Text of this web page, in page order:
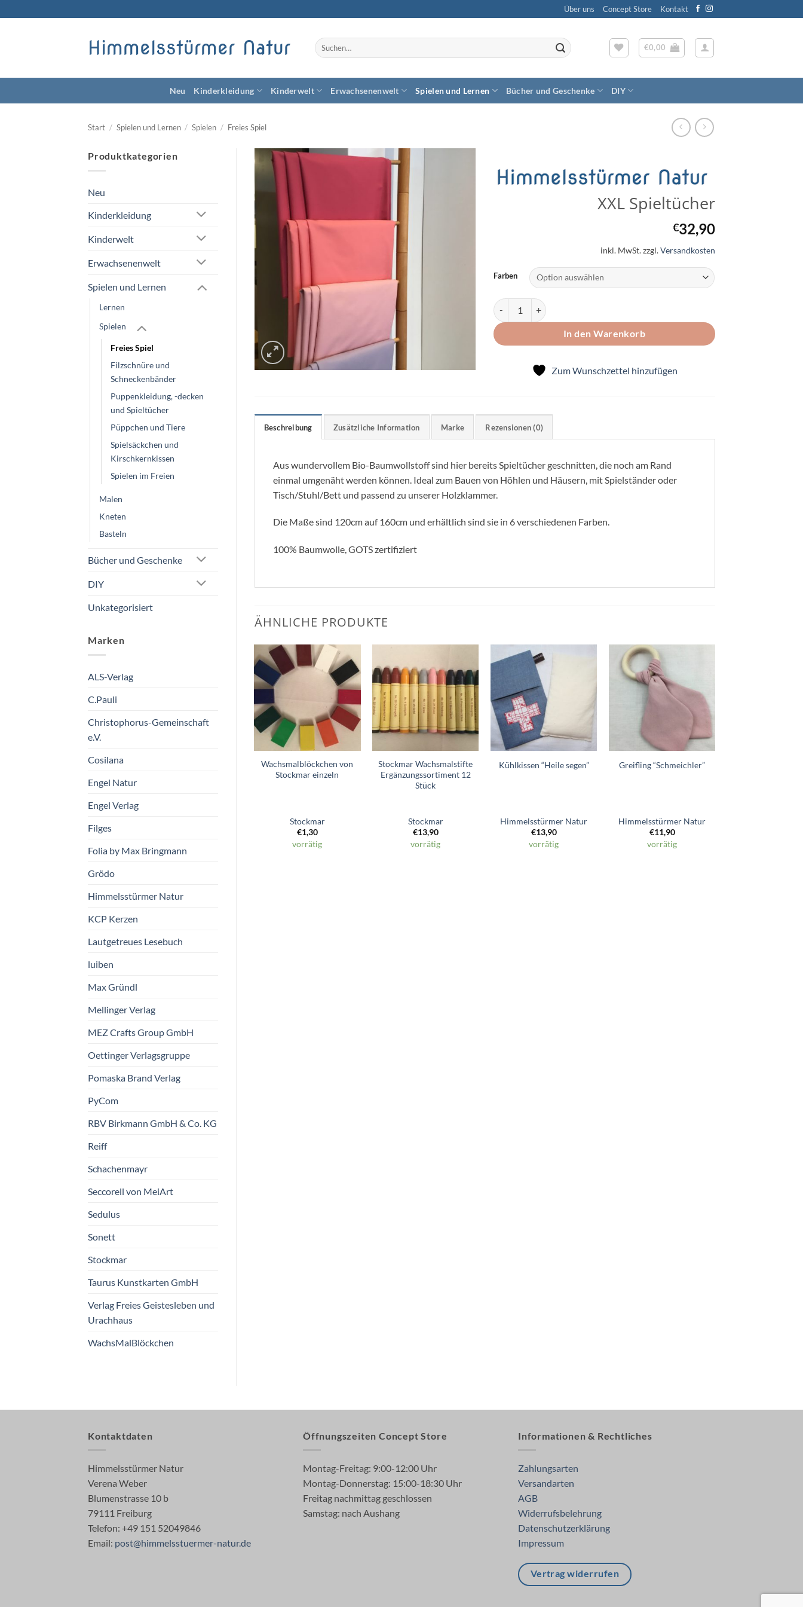
Inhalt
Über uns Concept Store Kontakt
Himmelsstürmer Natur
Suchen
nach:
€0,00
Neu Kinderkleidung Kinderwelt Erwachsenenwelt Spielen und Lernen Bücher und Geschenke DIY
Start / Spielen und Lernen / Spielen / Freies Spiel
Produktkategorien
Neu
Kinderkleidung
Kinderwelt
Erwachsenenwelt
Spielen und Lernen
Lernen
Spielen
Freies Spiel
Filzschnüre und
Schneckenbänder
Puppenkleidung, -decken
und Spieltücher
Püppchen und Tiere
Spielsäckchen und
Kirschkernkissen
Spielen im Freien
Malen
Kneten
Basteln
Bücher und Geschenke
DIY
Unkategorisiert
Marken
ALS-Verlag
C.Pauli
Christophorus-Gemeinschaft
e.V.
Cosilana
Engel Natur
Engel Verlag
Filges
Folia by Max Bringmann
Grödo
Himmelsstürmer Natur
KCP Kerzen
Lautgetreues Lesebuch
luiben
Max Gründl
Mellinger Verlag
MEZ Crafts Group GmbH
Oettinger Verlagsgruppe
Pomaska Brand Verlag
PyCom
RBV Birkmann GmbH & Co. KG
Reiff
Schachenmayr
Seccorell von MeiArt
Sedulus
Sonett
Stockmar
Taurus Kunstkarten GmbH
Verlag Freies Geistesleben und
Urachhaus
WachsMalBlöckchen
Wunschzettel
XXL Spieltücher
€32,90
inkl. MwSt.zzgl.Versandkosten
Farben
XXL Spieltücher Menge
In den Warenkorb
Zum Wunschzettel hinzufügen
Beschreibung Zusätzliche Information Marke Rezensionen (0)
Aus wundervollem Bio-Baumwollstoff sind hier bereits Spieltücher geschnitten, die noch am Rand
einmal umgenäht werden können. Ideal zum Bauen von Höhlen und Häusern, mit Spielständer oder
Tisch/Stuhl/Bett und passend zu unserer Holzklammer.
Die Maße sind 120cm auf 160cm und erhältlich sind sie in 6 verschiedenen Farben.
100% Baumwolle, GOTS zertifiziert
ÄHNLICHE PRODUKTE
Zum
Wunschzettel
Wachsmalblöckchen von
Stockmar einzeln
Stockmar
€1,30
vorrätig
Zum
Wunschzettel
hinzufügen
Stockmar Wachsmalstifte
Ergänzungssortiment 12
Stück
Stockmar
€13,90
vorrätig
Kühlkissen “Heile segen”
Himmelsstürmer Natur
€13,90
vorrätig
Wunschzettel
hinzufügen
Greifling “Schmeichler”
Himmelsstürmer Natur
€11,90
vorrätig
Zum
Stockmar Wachsmalstifte
Himmelsstürmer Natur
Kontaktdaten
Himmelsstürmer Natur
Verena Weber
Blumenstrasse 10 b
79111 Freiburg
Telefon: +49 151 52049846
Email: post@himmelsstuermer-natur.de
Öffnungszeiten Concept Store
Montag-Freitag: 9:00-12:00 Uhr
Montag-Donnerstag: 15:00-18:30 Uhr
Freitag nachmittag geschlossen
Samstag: nach Aushang
Informationen & Rechtliches
Zahlungsarten
Versandarten
AGB
Widerrufsbelehrung
Datenschutzerklärung
Impressum
Vertrag widerrufen